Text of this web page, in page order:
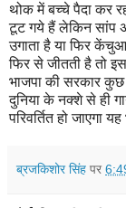
थोक में बच्चे पैदा कर
टूट गये हैं लेकिन सांप
उगाता है या फिर
फिर से जीतती है तो
भाजपा की सरकार कुछ
दुनिया के नक्शे से ही
परिवर्तित हो जाएगा
ब्रजकिशोर सिंह पर